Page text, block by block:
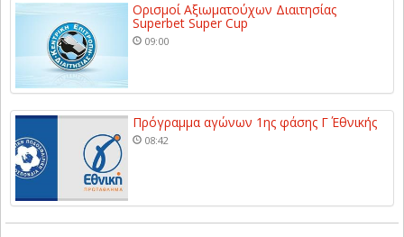
Ορισμοί Αξιωματούχων Διαιτησίας
Superbet Super Cup
09:00
Πρόγραμμα αγώνων 1ης φάσης Γ΄ Εθνικής
08:42